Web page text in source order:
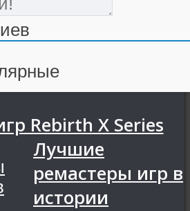
Rebirth X Series
Лучшие
ремастеры игр в
истории